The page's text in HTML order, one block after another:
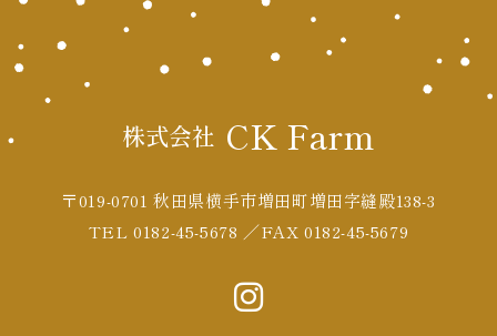
株式会社 CK Farm
〒019-0701 秋田県横手市増田町増田字縫殿138-3
TEL 0182-45-5678 ／FAX 0182-45-5679